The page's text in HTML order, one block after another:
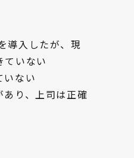
導入したが、現
ていない
いない
あり、上司は正確